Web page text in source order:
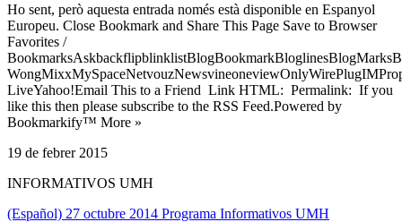
Ho sent, però aquesta entrada només està disponible en Espanyol
Europeu. Close Bookmark and Share This Page Save to Browser
Favorites /
LiveYahoo!Email This to a Friend Link HTML: Permalink: If you
like this then please subscribe to the RSS Feed.Powered by
Bookmarkify™ More »
19 de febrer 2015
INFORMATIVOS UMH
(Español) 27 octubre 2014 Programa Informativos UMH